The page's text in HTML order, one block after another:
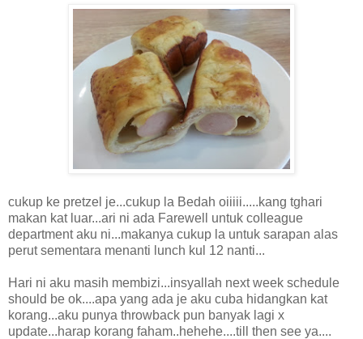
cukup ke pretzel je...cukup la Bedah oiiiii.....kang tghari
makan kat luar...ari ni ada Farewell untuk colleague
department aku ni...makanya cukup la untuk sarapan alas
perut sementara menanti lunch kul 12 nanti...
Hari ni aku masih membizi...insyallah next week schedule
should be ok....apa yang ada je aku cuba hidangkan kat
korang...aku punya throwback pun banyak lagi x
update...harap korang faham..hehehe....till then see ya....